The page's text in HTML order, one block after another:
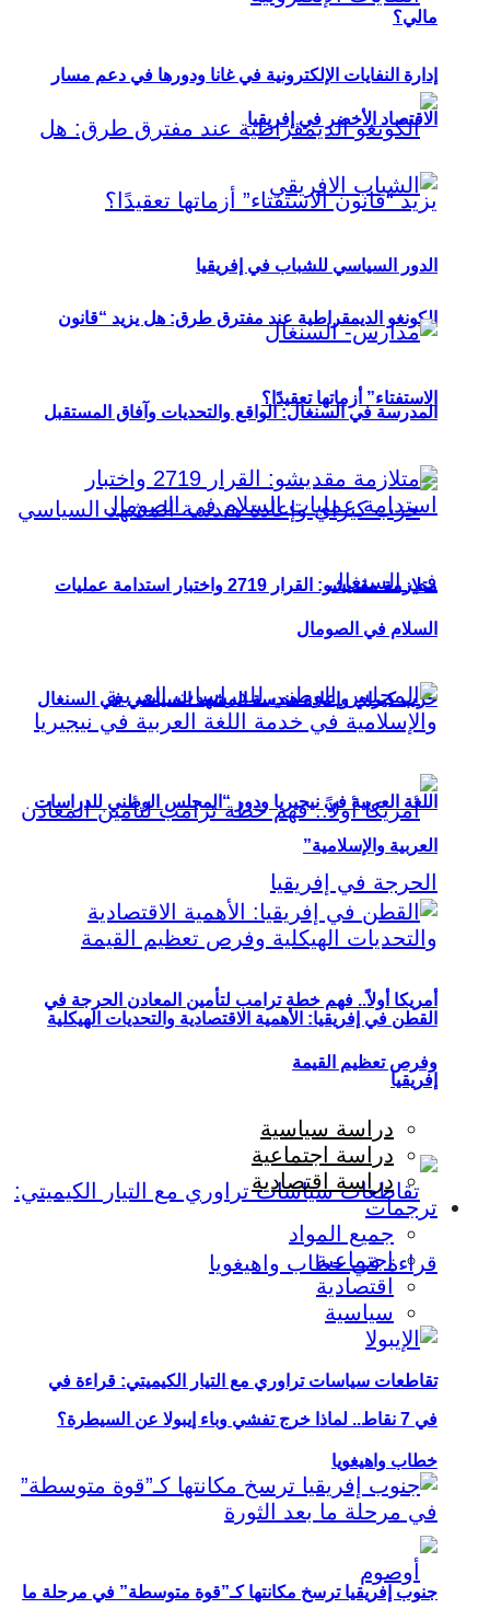
مالي؟
الكونغو الديمقراطية عند مفترق طرق: هل يزيد “قانون
الاستفتاء” أزماتها تعقيدًا؟
حزب كيراي وإعادة هندسة المشهد السياسي في السنغال
أمريكا أولاً.. فهم خطة ترامب لتأمين المعادن الحرجة في
إفريقيا
تقاطعات سياسات تراوري مع التيار الكيميتي: قراءة في
خطاب واهيغويا
إدارة النفايات الإلكترونية في غانا ودورها في دعم مسار
الاقتصاد الأخضر في إفريقيا
الدور السياسي للشباب في إفريقيا
المدرسة في السنغال: الواقع والتحديات وآفاق المستقبل
متلازمة مقديشو: القرار 2719 واختبار استدامة عمليات
السلام في الصومال
اللغة العربية في نيجيريا ودور “المجلس الوطني للدراسات
العربية والإسلامية”
القطن في إفريقيا: الأهمية الاقتصادية والتحديات الهيكلية
وفرص تعظيم القيمة
دراسة سياسية
دراسة اجتماعية
دراسة اقتصادية
ترجمات
جميع المواد
اجتماعية
اقتصادية
سياسية
في 7 نقاط.. لماذا خرج تفشي وباء إيبولا عن السيطرة؟
جنوب إفريقيا ترسخ مكانتها كـ”قوة متوسطة” في مرحلة ما